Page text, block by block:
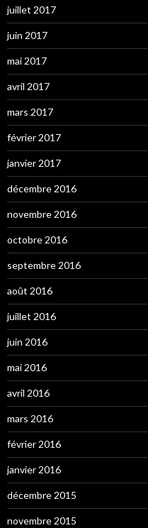
juillet 2017
juin 2017
mai 2017
avril 2017
mars 2017
février 2017
janvier 2017
décembre 2016
novembre 2016
octobre 2016
septembre 2016
août 2016
juillet 2016
juin 2016
mai 2016
avril 2016
mars 2016
février 2016
janvier 2016
décembre 2015
novembre 2015